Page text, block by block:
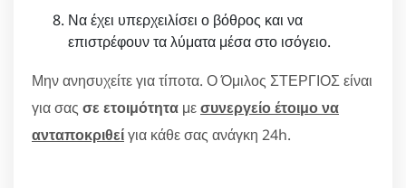
Να έχει υπερχειλίσει ο βόθρος και να
επιστρέφουν τα λύματα μέσα στο ισόγειο.
Μην ανησυχείτε για τίποτα. Ο Όμιλος ΣΤΕΡΓΙΟΣ είναι
για σας σε ετοιμότητα μεσυνεργείο έτοιμο να
ανταποκριθείγια κάθε σας ανάγκη 24h.